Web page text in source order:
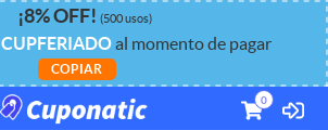
¡8%OFF! (500 usos)
CUPFERIADOal momento de pagar
COPIAR
0